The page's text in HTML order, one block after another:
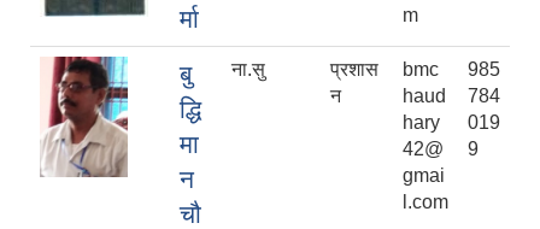
र्मा
m
बु
द्धि
मा
न
चौ
ना.सु
प्रशास
न
bmc
haud
hary
42@
gmai
l.com
985
784
019
9